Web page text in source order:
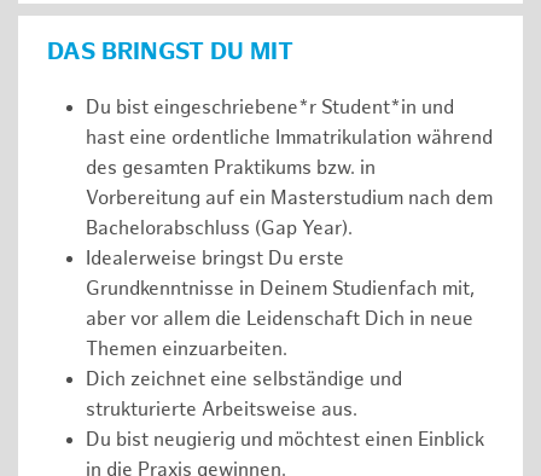
DAS BRINGST DU MIT
Du bist eingeschriebene*r Student*in und
hast eine ordentliche Immatrikulation während
des gesamten Praktikums bzw. in
Vorbereitung auf ein Masterstudium nach dem
Bachelorabschluss (Gap Year).
Idealerweise bringst Du erste
Grundkenntnisse in Deinem Studienfach mit,
aber vor allem die Leidenschaft Dich in neue
Themen einzuarbeiten.
Dich zeichnet eine selbständige und
strukturierte Arbeitsweise aus.
Du bist neugierig und möchtest einen Einblick
in die Praxis gewinnen.